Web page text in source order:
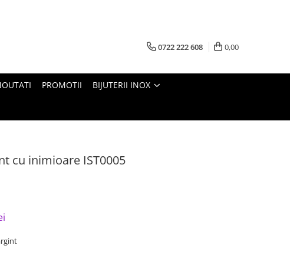
0722 222 608 0,00
PROMOTII BIJUTERII INOX
cu inimioare IST0005